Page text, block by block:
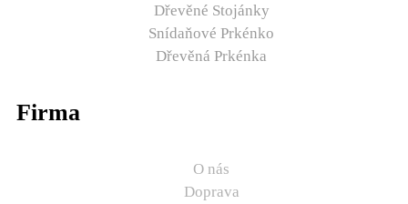
Dřevěné Stojánky
Snídaňové Prkénko
Dřevěná Prkénka
Firma
O nás
Doprava